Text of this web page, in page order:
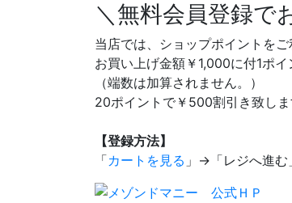
＼無料会員登録で
当店では、ショップポイントをご
お買い上げ金額￥1,000に付1ポイ
（端数は加算されません。）
20ポイントで￥500割引き致しま
【登録方法】
「カートを見る 」→「レジへ進む